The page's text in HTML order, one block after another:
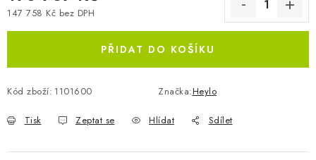
147 758 Kč bez DPH
PŘIDAT DO KOŠÍKU
Kód zboží: 1101600 Značka:Heylo
Tisk Zeptat se Hlídat Sdílet